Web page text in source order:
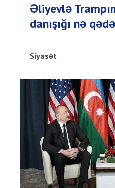
Əliyevlə
danışığı nə
Siyasət